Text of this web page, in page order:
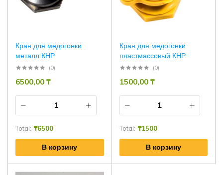
Кран для медогонки
металл КНР
(0)
6500,00 ₸
Total: ₸6500
В корзину
Кран для медогонки
пластмассовый КНР
(0)
1500,00 ₸
Total: ₸1500
В корзину